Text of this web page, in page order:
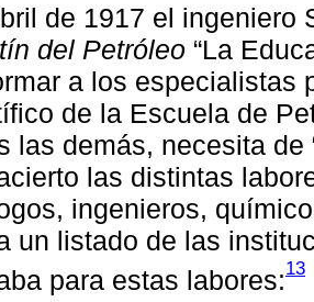
de 1917 el ingeniero
del Petróleo “La
a los especialistas
de la Escuela de
las demás, necesita de
las distintas
ingenieros,
un listado de las
para estas labores:13